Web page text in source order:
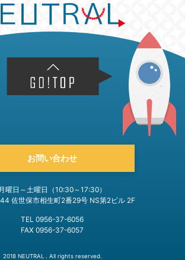
お問い合わせ
月曜日～土曜日（10:30～17:30）
佐世保市相生町2番29号 NS第2ビル 2F
TEL 0956-37-6056
FAX 0956-37-6057
2018 NEUTRAL . All rights reserved.